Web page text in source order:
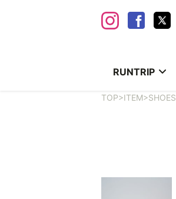
RUNTRIP
TOP>ITEM>SHOES